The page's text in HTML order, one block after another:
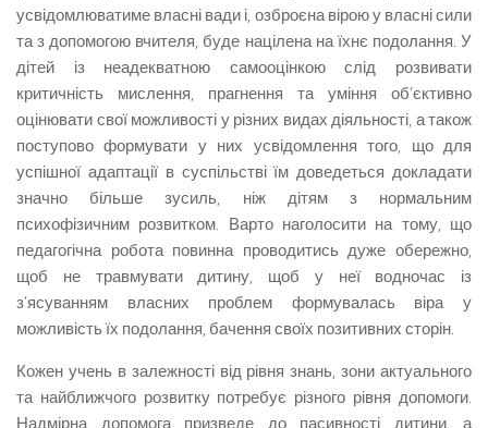
усвідомлюватиме власні вади і, озброєна вірою у власні сили
та з допомогою вчителя, буде націлена на їхнє подолання. У
дітей із неадекватною самооцінкою слід розвивати
критичність мислення, прагнення та уміння об’єктивно
оцінювати свої можливості у різних видах діяльності, а також
поступово формувати у них усвідомлення того, що для
успішної адаптації в суспільстві їм доведеться докладати
значно більше зусиль, ніж дітям з нормальним
психофізичним розвитком. Варто наголосити на тому, що
педагогічна робота повинна проводитись дуже обережно,
щоб не травмувати дитину, щоб у неї водночас із
з’ясуванням власних проблем формувалась віра у
можливість їх подолання, бачення своїх позитивних сторін.
Кожен учень в залежності від рівня знань, зони актуального
та найближчого розвитку потребує різного рівня допомоги.
Надмірна допомога призведе до пасивності дитини, а